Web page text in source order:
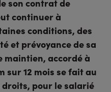
son contrat de
continuer à
conditions, des
et prévoyance de sa
maintien, accordé à
12 mois se fait au
pour le salarié